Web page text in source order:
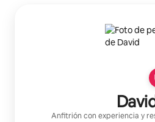
Anfitrión con experiencia y